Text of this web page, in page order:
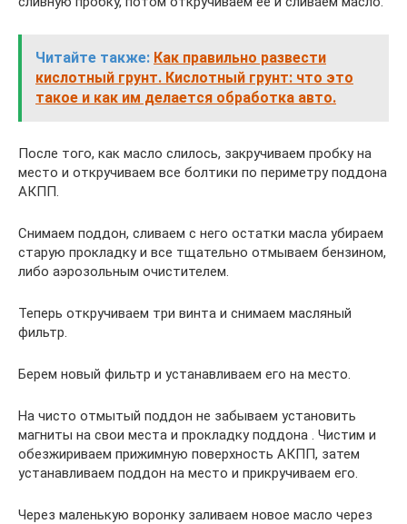
Читайте также: Как правильно развести
кислотный грунт. Кислотный грунт: что это
такое и как им делается обработка авто.
После того, как масло слилось, закручиваем пробку на
место и откручиваем все болтики по периметру поддона
АКПП.
Снимаем поддон, сливаем с него остатки масла убираем
старую прокладку и все тщательно отмываем бензином,
либо аэрозольным очистителем.
Теперь откручиваем три винта и снимаем масляный
фильтр.
Берем новый фильтр и устанавливаем его на место.
На чисто отмытый поддон не забываем установить
магниты на свои места и прокладку поддона . Чистим и
обезжириваем прижимную поверхность АКПП, затем
устанавливаем поддон на место и прикручиваем его.
Через маленькую воронку заливаем новое масло через